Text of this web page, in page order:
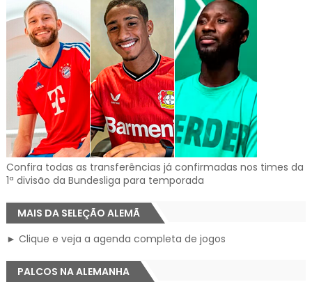
Confira todas as transferências já confirmadas nos times da
1ª divisão da Bundesliga para temporada
MAIS DA SELEÇÃO ALEMÃ
► Clique e veja a agenda completa de jogos
PALCOS NA ALEMANHA